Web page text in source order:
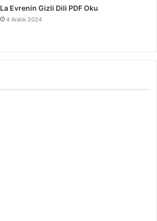
La Evrenin Gizli Dili PDF Oku
4 Aralık 2024